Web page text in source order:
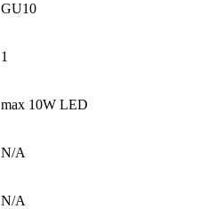
GU10
1
max 10W LED
N/A
N/A